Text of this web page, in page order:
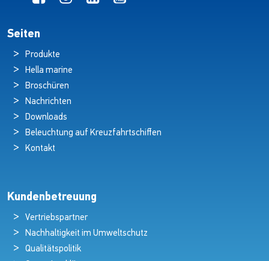
Seiten
Produkte
Hella marine
Broschüren
Nachrichten
Downloads
Beleuchtung auf Kreuzfahrtschiffen
Kontakt
Kundenbetreuung
Vertriebspartner
Nachhaltigkeit im Umweltschutz
Qualitätspolitik